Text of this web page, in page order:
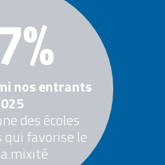
nos entrants
des écoles
qui favorise le
mixité